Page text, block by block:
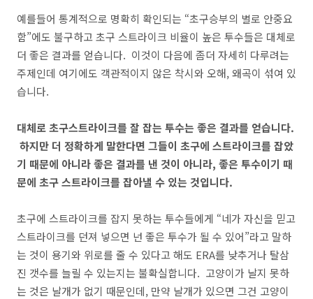
예를들어 통계적으로 명확히 확인되는 “초구승부의 별로 안중요
함”에도 불구하고 초구 스트라이크 비율이 높은 투수들은 대체로
더 좋은 결과를 얻습니다. 이것이 다음에 좀더 자세히 다루려는
주제인데 여기에도 객관적이지 않은 착시와 오해, 왜곡이 섞여 있
습니다.
대체로 초구스트라이크를 잘 잡는 투수는 좋은 결과를 얻습니다.
하지만 더 정확하게 말한다면 그들이 초구에 스트라이크를 잡았
기 때문에 아니라 좋은 결과를 낸 것이 아니라, 좋은 투수이기 때
문에 초구 스트라이크를 잡아낼 수 있는 것입니다.
초구에 스트라이크를 잡지 못하는 투수들에게 “네가 자신을 믿고
스트라이크를 던져 넣으면 넌 좋은 투수가 될 수 있어”라고 말하
는 것이 용기와 위로를 줄 수 있다고 해도 ERA를 낮추거나 탈삼
진 갯수를 늘릴 수 있는지는 불확실합니다. 고양이가 날지 못하
는 것은 날개가 없기 때문인데, 만약 날개가 있으면 그건 고양이